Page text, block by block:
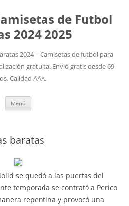
de Futbol
2024 2025
2024 – Camisetas de futbol para
gratuita. Envió gratis desde 69
Calidad AAA.
Menú
baratas
se quedó a las puertas del
temporada se contrató a Perico
repentina y provocó una